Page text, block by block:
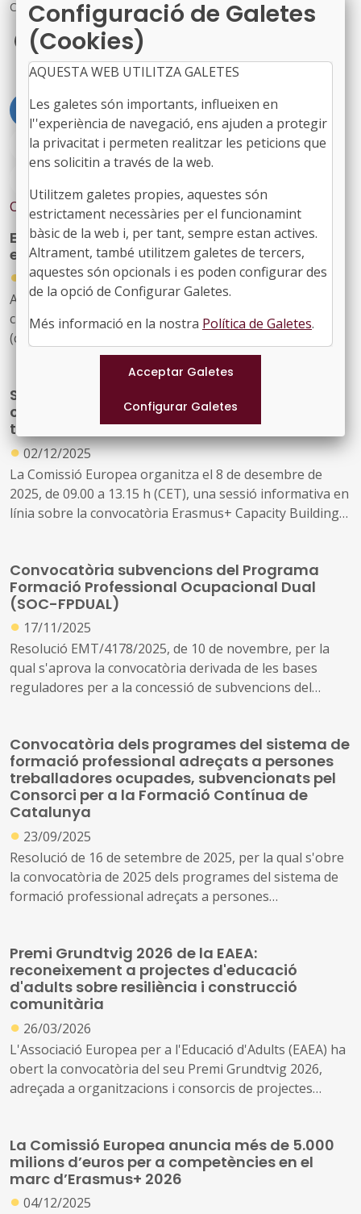
Comparteix
Facebook
X LinkedIn
#SERVEI INFO EUROPA #CONVOCATÒRIES SIE
#EDUCACIÓ #ERASMUS+
Contingut relacionat
Erasmus+: Centres d’Educació STEM amb
enfocament territorial
●
06/02/2026
Aquesta convocatòria d’Erasmus+ 2026 se centra en la
creació i desenvolupament de Centres d’Educació STEM
(ciència, tecnologia, enginyeria i matemàtiques) en
l’àmbit de l’educació escolar.
Sessió informativa en línia sobre la
convocatòria Erasmus+ Capacity Building in
the Field of Youth 2026
●02/12/2025
La Comissió Europea organitza el 8 de desembre de
2025, de 09.00 a 13.15 h (CET), una sessió informativa en
línia sobre la convocatòria Erasmus+ Capacity Building
Convocatòria subvencions del Programa
Formació Professional Ocupacional Dual
(SOC-FPDUAL)
● 17/11/2025
Resolució EMT/4178/2025, de 10 de novembre, per la
qual s'aprova la convocatòria derivada de les bases
reguladores per a la concessió de subvencions del
Convocatòria dels programes del sistema de
formació professional adreçats a persones
treballadores ocupades, subvencionats pel
Consorci per a la Formació Contínua de
Catalunya
● 23/09/2025
Resolució de 16 de setembre de 2025, per la qual s'obre
la convocatòria de 2025 dels programes del sistema de
formació professional adreçats a persones
Premi Grundtvig 2026 de la EAEA:
reconeixement a projectes d'educació
d'adults sobre resiliència i construcció
comunitària
● 26/03/2026
L'Associació Europea per a l'Educació d'Adults (EAEA) ha
obert la convocatòria del seu Premi Grundtvig 2026,
adreçada a organitzacions i consorcis de projectes
Construcció Comunitària".
La Comissió Europea anuncia més de 5.000
milions d’euros per a competències en el
marc d’Erasmus+ 2026
● 04/12/2025
Configuració de Galetes
(Cookies)
AQUESTA WEB UTILITZA GALETES
Les galetes són importants, influeixen en
l''experiència de navegació, ens ajuden a protegir
la privacitat i permeten realitzar les peticions que
ens solicitin a través de la web.
Utilitzem galetes propies, aquestes són
estrictament necessàries per el funcionamint
bàsic de la web i, per tant, sempre estan actives.
Altrament, també utilitzem galetes de tercers,
aquestes són opcionals i es poden configurar des
de la opció de Configurar Galetes.
Més informació en la nostra Política de Galetes.